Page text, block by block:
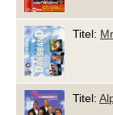
Titel:
Titel: